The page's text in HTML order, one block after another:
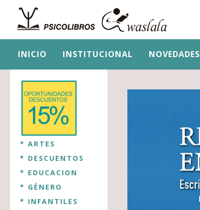
INICIO INSTITUCIONAL NOVEDADES
* ARTES
* DESCUENTOS
* EDUCACION
* GÉNERO
* INFANTILES